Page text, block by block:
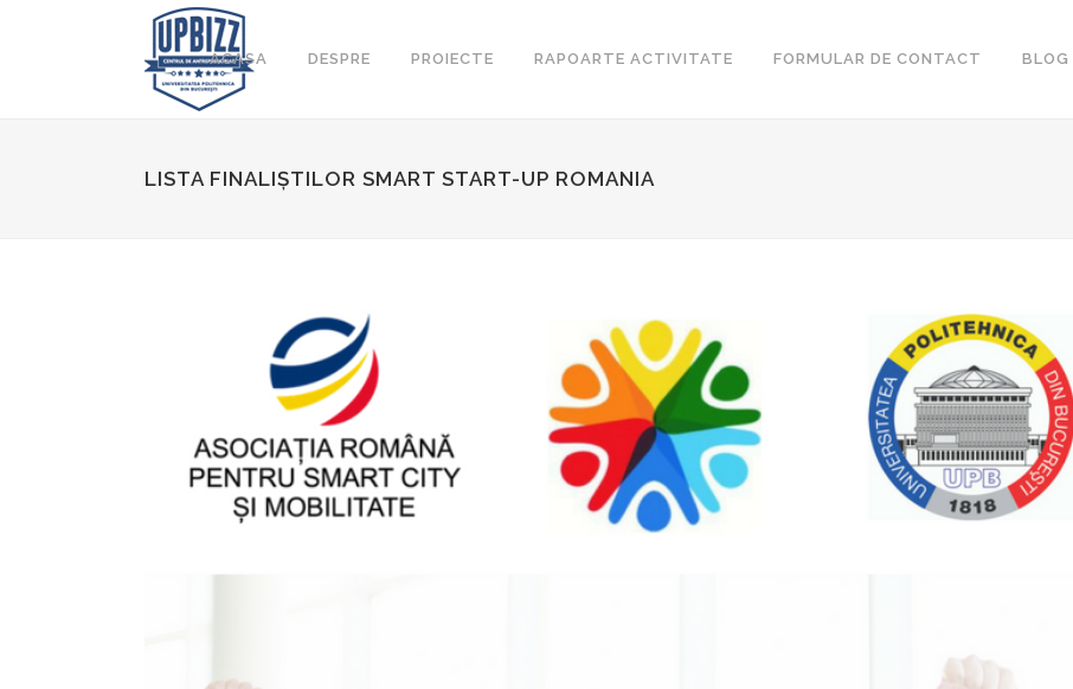
ACASA DESPRE PROIECTE RAPOARTE ACTIVITATE FORMULAR DE CONTACT BLOG
LISTA FINALIȘTILOR SMART START-UP ROMANIA